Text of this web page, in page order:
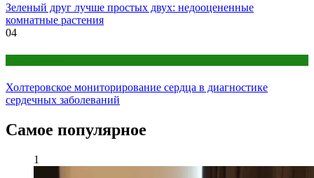
Зеленый друг лучше простых двух: недооцененные
комнатные растения
04
Холтеровское мониторирование сердца в диагностике
сердечных заболеваний
Самое популярное
1